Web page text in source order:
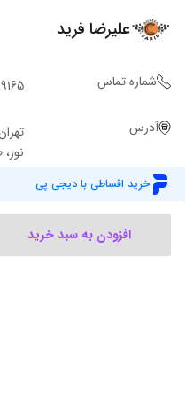
خرید اقساطی با دیجی پی
افزودن به سبد خرید
علیرضا فرید
شماره تماس
آدرس
نور،